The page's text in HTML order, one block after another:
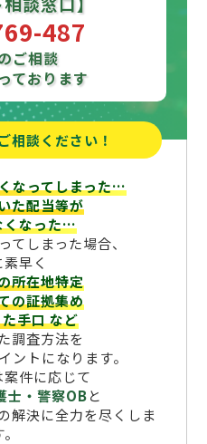
487
ご相談
ております
相談ください！
なってしまった…
た配当等が
くなった…
てしまった場合、
早く
所在地特定
の証拠集め
手口など
調査方法を
ントになります。
件に応じて
士・警察OBと
解決に全力を尽くしま